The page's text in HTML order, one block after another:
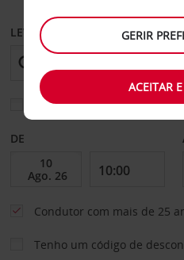
LEVANTAR EM
Escolher uma estação de
DE
Condutor com mais de 25
Tenho um código de
GERIR
ACEITAR